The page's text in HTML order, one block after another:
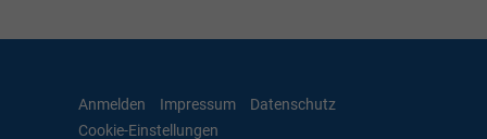
Anmelden Impressum
Datenschutz
Cookie-Einstellungen